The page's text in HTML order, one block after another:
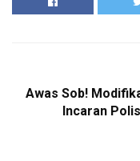
Awas Sob!
Incaran